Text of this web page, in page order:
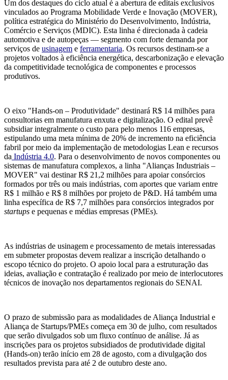
Um dos destaques do ciclo atual é a abertura de editais exclusivos
vinculados ao Programa Mobilidade Verde e Inovação (MOVER),
política estratégica do Ministério do Desenvolvimento, Indústria,
Comércio e Serviços (MDIC). Esta linha é direcionada à cadeia
automotiva e de autopeças — segmento com forte demanda por
serviços de usinagem e ferramentaria. Os recursos destinam-se a
projetos voltados à eficiência energética, descarbonização e elevação
da competitividade tecnológica de componentes e processos
produtivos.
O eixo "Hands-on – Produtividade" destinará R$ 14 milhões para
consultorias em manufatura enxuta e digitalização. O edital prevê
subsidiar integralmente o custo para pelo menos 116 empresas,
estipulando uma meta mínima de 20% de incremento na eficiência
fabril por meio da implementação de metodologias Lean e recursos
da Indústria 4.0. Para o desenvolvimento de novos componentes ou
sistemas de manufatura complexos, a linha "Alianças Industriais –
MOVER" vai destinar R$ 21,2 milhões para apoiar consórcios
formados por três ou mais indústrias, com aportes que variam entre
R$ 1 milhão e R$ 8 milhões por projeto de P&D. Há também uma
linha específica de R$ 7,7 milhões para consórcios integrados por
startups e pequenas e médias empresas (PMEs).
As indústrias de usinagem e processamento de metais interessadas
em submeter propostas devem realizar a inscrição detalhando o
escopo técnico do projeto. O apoio local para a estruturação das
ideias, avaliação e contratação é realizado por meio de interlocutores
técnicos de inovação nos departamentos regionais do SENAI.
O prazo de submissão para as modalidades de Aliança Industrial e
Aliança de Startups/PMEs começa em 30 de julho, com resultados
que serão divulgados sob um fluxo contínuo de análise. Já as
inscrições para os projetos subsidiados de produtividade digital
(Hands-on) terão início em 28 de agosto, com a divulgação dos
resultados prevista para até 2 de outubro deste ano.